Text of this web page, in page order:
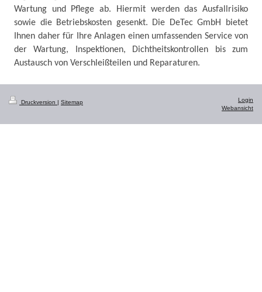
Wartung und Pflege ab. Hiermit werden das Ausfallrisiko
sowie die Betriebskosten gesenkt. Die DeTec GmbH bietet
Ihnen daher für Ihre Anlagen einen umfassenden Service von
der Wartung, Inspektionen, Dichtheitskontrollen bis zum
Austausch von Verschleißteilen und Reparaturen.
Druckversion | Sitemap
Login
Webansicht